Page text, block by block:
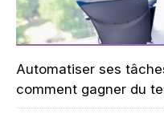
Automatiser ses
comment gagner du